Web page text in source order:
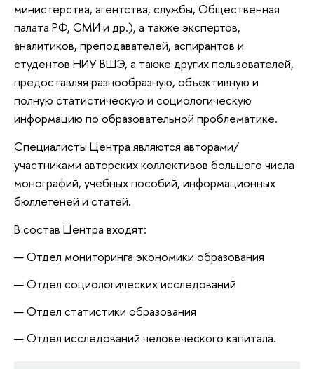
министерства, агентства, службы, Общественная
палата РФ, СМИ и др.), а также экспертов,
аналитиков, преподавателей, аспирантов и
студентов НИУ ВШЭ, а также других пользователей,
предоставляя разнообразную, объективную и
полную статистическую и социологическую
информацию по образовательной проблематике.
Специалисты Центра являются авторами/
участниками авторских коллективов большого числа
монографий, учебных пособий, информационных
бюллетеней и статей.
В состав Центра входят:
Отдел мониторинга экономики образования
Отдел социологических исследований
Отдел статистики образования
Отдел исследований человеческого капитала.